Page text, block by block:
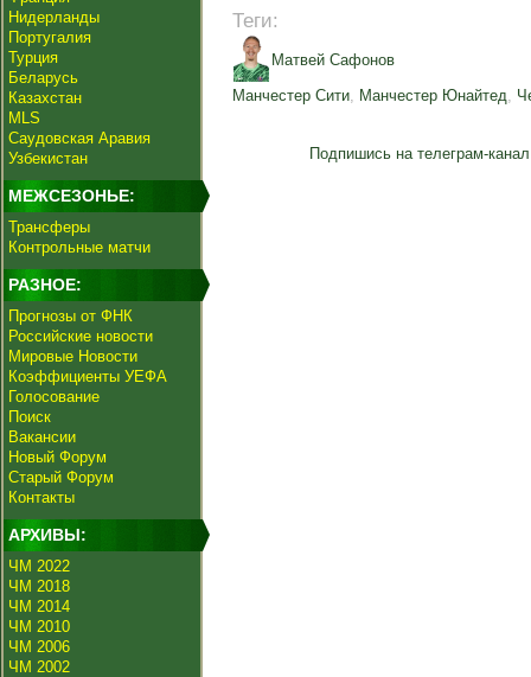
Нидерланды
Португалия
Турция
Беларусь
Казахстан
MLS
Саудовская Аравия
Узбекистан
МЕЖСЕЗОНЬЕ:
Трансферы
Контрольные матчи
РАЗНОЕ:
Прогнозы от ФНК
Российские новости
Мировые Новости
Коэффициенты УЕФА
Голосование
Поиск
Вакансии
Новый Форум
Старый Форум
Контакты
АРХИВЫ:
ЧМ 2022
ЧМ 2018
ЧМ 2014
ЧМ 2010
ЧМ 2006
ЧМ 2002
Теги:
Матвей Сафонов
Манчестер Сити, Манчестер Юнайтед,
Подпишись на телеграм-